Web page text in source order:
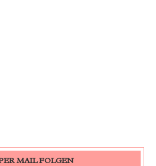
MAIL FOLGEN